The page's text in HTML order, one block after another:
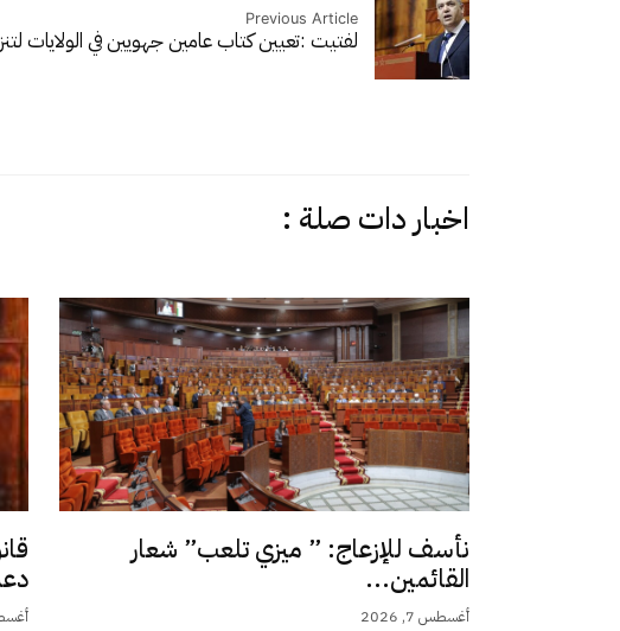
Previous Article
لفتيت :تعيين كتاب عامين جهويين في الولايات
اخبار دات صلة :
نأسف للإزعاج: ” ميزي تلعب” شعار
القائمين...
أغسطس 7, 2026 أغسطس